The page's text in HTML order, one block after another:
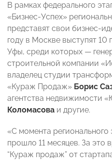
В рамках федерального
«Бизнес-Успех»
представят свои бизнес-
году в Москве выступят 10
Уфы, среди которых —
строительной компании
владелец студии
«Кураж Продаж» Борис
агентства недвижимости
Коломасова и другие.
«С момента
прошло 11 месяцев. За это
“Кураж продаж” от